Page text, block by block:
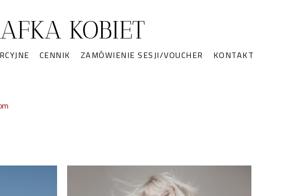
KOBIET
CENNIK ZAMÓWIENIE SESJI/VOUCHER KONTAKT